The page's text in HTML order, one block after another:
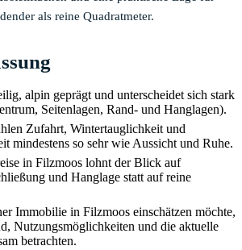
als reine Quadratmeter.
alpin geprägt und unterscheidet sich stark
Seitenlagen, Rand- und Hanglagen).
Zufahrt, Wintertauglichkeit und
mindestens so sehr wie Aussicht und Ruhe.
in Filzmoos lohnt der Blick auf
und Hanglage statt auf reine
Immobilie in Filzmoos einschätzen möchte,
Nutzungsmöglichkeiten und die aktuelle
betrachten.